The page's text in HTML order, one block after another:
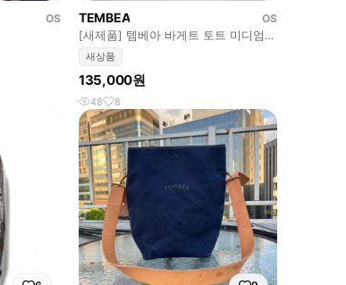
OS
TEMBEA
OS
[새제품] 템베아 바게트 토트 미디엄
BAGUETTE TOTE M
새상품
135,000원
48 8